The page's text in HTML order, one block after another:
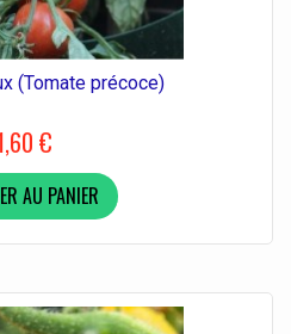
(Tomate précoce)
€
AU PANIER